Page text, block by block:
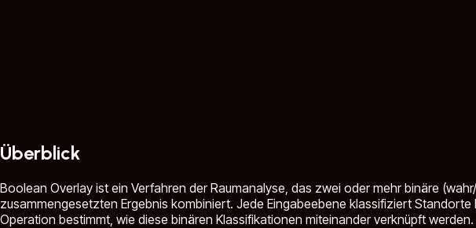
Überblick
Boolean Overlay ist ein Verfahren der Raumanalyse, das zwei oder mehr binäre
zusammengesetzten Ergebnis kombiniert. Jede Eingabeebene klassifiziert
Operation bestimmt, wie diese binären Klassifikationen miteinander verknüpft werden.